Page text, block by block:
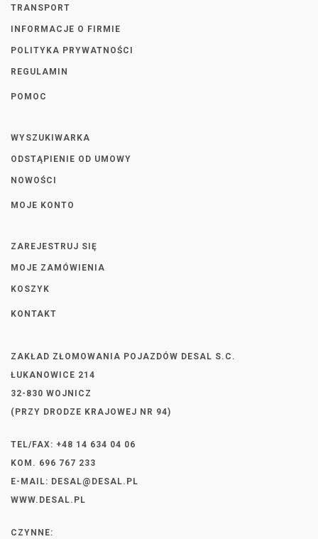
TRANSPORT
INFORMACJE O FIRMIE
POLITYKA PRYWATNOŚCI
REGULAMIN
POMOC
WYSZUKIWARKA
ODSTĄPIENIE OD UMOWY
NOWOŚCI
MOJE KONTO
ZAREJESTRUJ SIĘ
MOJE ZAMÓWIENIA
KOSZYK
KONTAKT
ZAKŁAD ZŁOMOWANIA POJAZDÓW DESAL S.C.
ŁUKANOWICE 214
32-830 WOJNICZ
(PRZY DRODZE KRAJOWEJ NR 94)
TEL/FAX: +48 14 634 04 06
KOM. 696 767 233
E-MAIL: DESAL@DESAL.PL
WWW.DESAL.PL
CZYNNE: